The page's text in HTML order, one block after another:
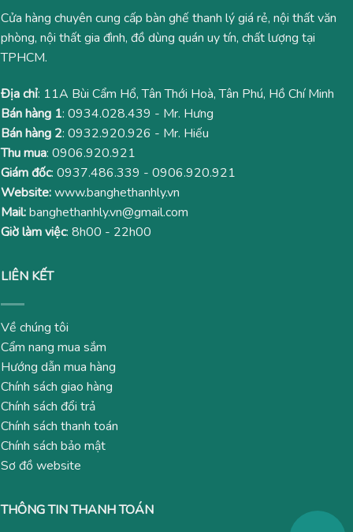
Cửa hàng chuyên cung cấp bàn ghế thanh lý giá rẻ, nội thất văn
phòng, nội thất gia đình, đồ dùng quán uy tín, chất lượng tại
TPHCM.
Địa chỉ: 11A Bùi Cẩm Hổ, Tân Thới Hoà, Tân Phú, Hồ Chí Minh
Bán hàng 1: 0934.028.439 - Mr. Hưng
Bán hàng 2: 0932.920.926 - Mr. Hiếu
Thu mua: 0906.920.921
Giám đốc: 0937.486.339 - 0906.920.921
Website:www.banghethanhly.vn
Mail:banghethanhly.vn@gmail.com
Giờ làm việc: 8h00 - 22h00
LIÊN KẾT
Về chúng tôi
Cẩm nang mua sắm
Hướng dẫn mua hàng
Chính sách giao hàng
Chính sách đổi trả
Chính sách thanh toán
Chính sách bảo mật
Sơ đồ website
THÔNG TIN THANH TOÁN